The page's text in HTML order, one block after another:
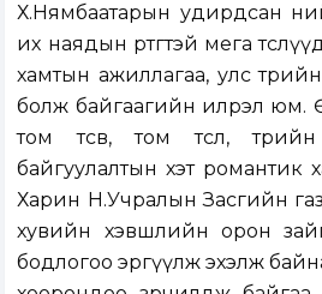
Х.Нямбаатарын удирдсан
их наядын өртөгтэй мега
хамтын ажиллагаа, улс
болж байгаагийн илрэл юм.
том төсөв, том төсөл,
байгуулалтын хэт романтик
Харин Н.Учралын Засгийн
хувийн хэвшлийн орон
бодлогоо эргүүлж эхэлж